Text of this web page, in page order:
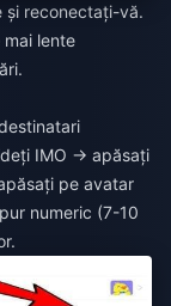
și reconectați-vă.
lente
IMO → apăsați
pe avatar
numeric (7-10